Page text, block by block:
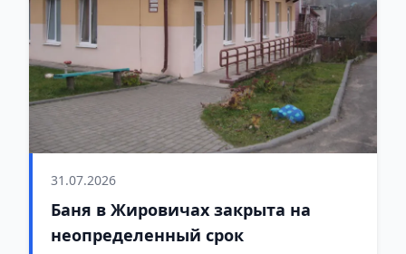
31.07.2026
Баня в Жировичах закрыта на
неопределенный срок